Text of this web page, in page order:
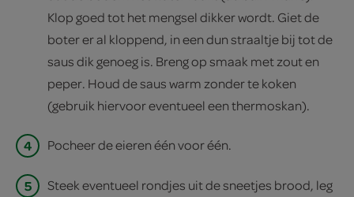
Klop goed tot het mengsel dikker wordt. Giet de
boter er al kloppend, in een dun straaltje bij tot de
saus dik genoeg is. Breng op smaak met zout en
peper. Houd de saus warm zonder te koken
(gebruik hiervoor eventueel een thermoskan).
4 Pocheer de eieren één voor één.
5
Steek eventueel rondjes uit de sneetjes brood, leg